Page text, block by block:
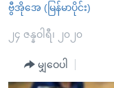
ပင်မ
အကြောင်းအရာ
သို့
ကျော်
ကြည့်
အစ္စရေး-ပါလက်စတိုင်း
အင်္ဂလိပ်စာလေ့လာမယ်
အမေရိကန်သုံးအီဒီယံ
အပတ်စဉ်ကဏ္ဍများ
ဗွီအိုအေ (မြန်မာပိုင်း)
၂၄ ဇန္နဝါရီ၊ ၂၀၂၀
မျှဝေပါ